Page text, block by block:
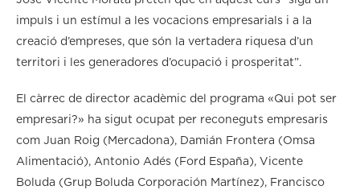
impuls i un estímul a les vocacions empresarials i a la
creació d’empreses, que són la vertadera riquesa d’un
territori i les generadores d’ocupació i prosperitat”.
El càrrec de director acadèmic del programa «Qui pot ser
empresari?» ha sigut ocupat per reconeguts empresaris
com Juan Roig (Mercadona), Damián Frontera (Omsa
Alimentació), Antonio Adés (Ford España), Vicente
Boluda (Grup Boluda Corporación Martínez), Francisco